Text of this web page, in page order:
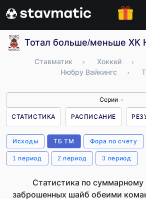
Тотал больше/меньше ХК
Ставматик › Хоккей ›
Нюбру Вайкингс
›
Серии ▼
СТАТИСТИКА РАСПИСАНИЕ
Исходы ТБ ТМ Фора по счету
1 период 2 период 3 период
Статистика по суммарному
заброшенных шайб обеими